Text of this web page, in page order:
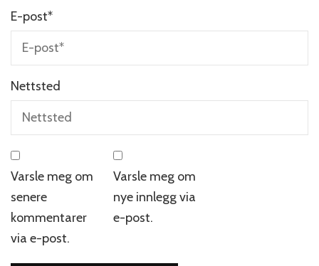
E-post*
Nettsted
Varsle meg om
senere
kommentarer
via e-post.
Varsle meg om
nye innlegg via
e-post.